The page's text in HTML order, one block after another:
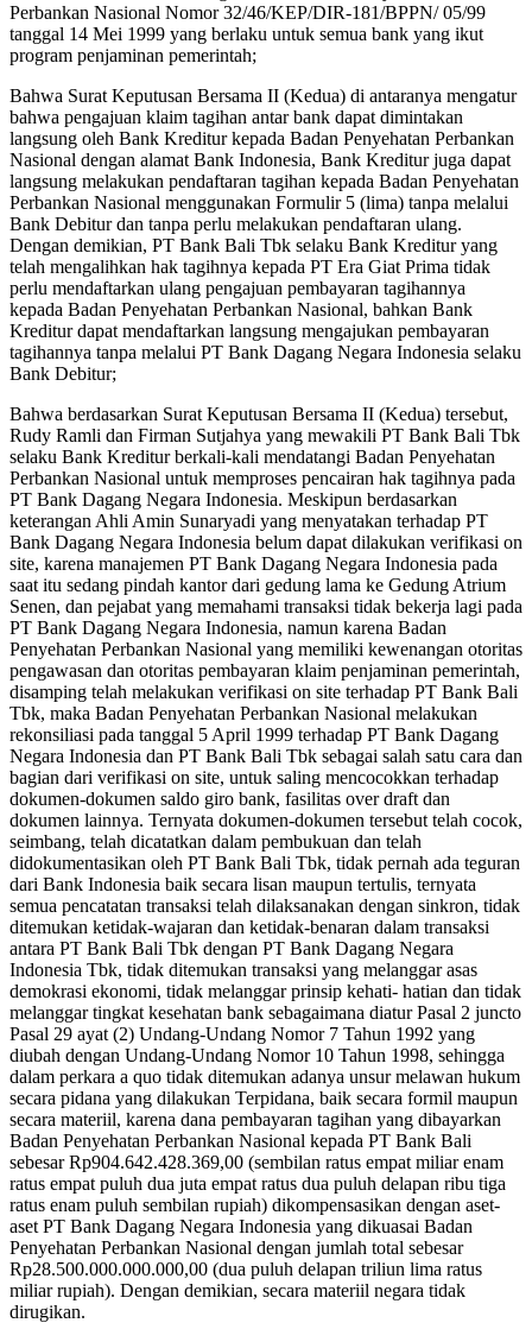
Perbankan Nasional Nomor 32/46/KEP/DIR-181/BPPN/ 05/99
tanggal 14 Mei 1999 yang berlaku untuk semua bank yang ikut
program penjaminan pemerintah;
Bahwa Surat Keputusan Bersama II (Kedua) di antaranya mengatur
bahwa pengajuan klaim tagihan antar bank dapat dimintakan
langsung oleh Bank Kreditur kepada Badan Penyehatan Perbankan
Nasional dengan alamat Bank Indonesia, Bank Kreditur juga dapat
langsung melakukan pendaftaran tagihan kepada Badan Penyehatan
Perbankan Nasional menggunakan Formulir 5 (lima) tanpa melalui
Bank Debitur dan tanpa perlu melakukan pendaftaran ulang.
Dengan demikian, PT Bank Bali Tbk selaku Bank Kreditur yang
telah mengalihkan hak tagihnya kepada PT Era Giat Prima tidak
perlu mendaftarkan ulang pengajuan pembayaran tagihannya
kepada Badan Penyehatan Perbankan Nasional, bahkan Bank
Kreditur dapat mendaftarkan langsung mengajukan pembayaran
tagihannya tanpa melalui PT Bank Dagang Negara Indonesia selaku
Bank Debitur;
Bahwa berdasarkan Surat Keputusan Bersama II (Kedua) tersebut,
Rudy Ramli dan Firman Sutjahya yang mewakili PT Bank Bali Tbk
selaku Bank Kreditur berkali-kali mendatangi Badan Penyehatan
Perbankan Nasional untuk memproses pencairan hak tagihnya pada
PT Bank Dagang Negara Indonesia. Meskipun berdasarkan
keterangan Ahli Amin Sunaryadi yang menyatakan terhadap PT
Bank Dagang Negara Indonesia belum dapat dilakukan verifikasi on
site, karena manajemen PT Bank Dagang Negara Indonesia pada
saat itu sedang pindah kantor dari gedung lama ke Gedung Atrium
Senen, dan pejabat yang memahami transaksi tidak bekerja lagi pada
PT Bank Dagang Negara Indonesia, namun karena Badan
Penyehatan Perbankan Nasional yang memiliki kewenangan otoritas
pengawasan dan otoritas pembayaran klaim penjaminan pemerintah,
disamping telah melakukan verifikasi on site terhadap PT Bank Bali
Tbk, maka Badan Penyehatan Perbankan Nasional melakukan
rekonsiliasi pada tanggal 5 April 1999 terhadap PT Bank Dagang
Negara Indonesia dan PT Bank Bali Tbk sebagai salah satu cara dan
bagian dari verifikasi on site, untuk saling mencocokkan terhadap
dokumen-dokumen saldo giro bank, fasilitas over draft dan
dokumen lainnya. Ternyata dokumen-dokumen tersebut telah cocok,
seimbang, telah dicatatkan dalam pembukuan dan telah
didokumentasikan oleh PT Bank Bali Tbk, tidak pernah ada teguran
dari Bank Indonesia baik secara lisan maupun tertulis, ternyata
semua pencatatan transaksi telah dilaksanakan dengan sinkron, tidak
ditemukan ketidak-wajaran dan ketidak-benaran dalam transaksi
antara PT Bank Bali Tbk dengan PT Bank Dagang Negara
Indonesia Tbk, tidak ditemukan transaksi yang melanggar asas
demokrasi ekonomi, tidak melanggar prinsip kehati- hatian dan tidak
melanggar tingkat kesehatan bank sebagaimana diatur Pasal 2 juncto
Pasal 29 ayat (2) Undang-Undang Nomor 7 Tahun 1992 yang
diubah dengan Undang-Undang Nomor 10 Tahun 1998, sehingga
dalam perkara a quo tidak ditemukan adanya unsur melawan hukum
secara pidana yang dilakukan Terpidana, baik secara formil maupun
secara materiil, karena dana pembayaran tagihan yang dibayarkan
Badan Penyehatan Perbankan Nasional kepada PT Bank Bali
sebesar Rp904.642.428.369,00 (sembilan ratus empat miliar enam
ratus empat puluh dua juta empat ratus dua puluh delapan ribu tiga
ratus enam puluh sembilan rupiah) dikompensasikan dengan aset-
aset PT Bank Dagang Negara Indonesia yang dikuasai Badan
Penyehatan Perbankan Nasional dengan jumlah total sebesar
Rp28.500.000.000.000,00 (dua puluh delapan triliun lima ratus
miliar rupiah). Dengan demikian, secara materiil negara tidak
dirugikan.